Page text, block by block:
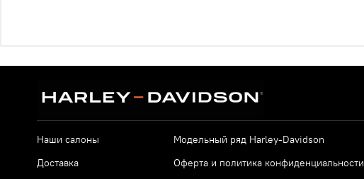
Наши салоны
Доставка
Модельный ряд Harley-Davidson
Оферта и политика конфиденциальности